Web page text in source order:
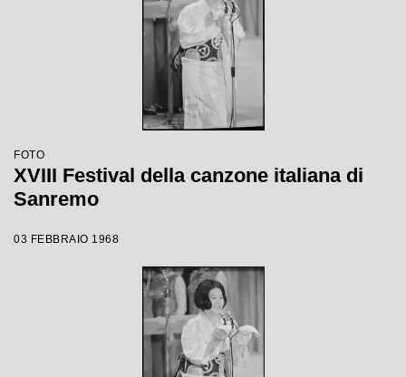
FOTO
XVIII Festival della canzone italiana di
Sanremo
03 FEBBRAIO 1968